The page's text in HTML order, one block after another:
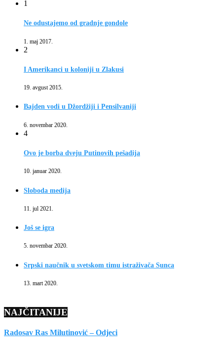
1
Ne odustajemo od gradnje gondole
1. maj 2017.
2
I Amerikanci u koloniji u Zlakusi
19. avgust 2015.
Bajden vodi u Džordžiji i Pensilvaniji
6. novembar 2020.
4
Ovo je borba dveju Putinovih pešadija
10. januar 2020.
Sloboda medija
11. jul 2021.
Još se igra
5. novembar 2020.
Srpski naučnik u svetskom timu istraživača Sunca
13. mart 2020.
NAJČITANIJE
Radosav Ras Milutinović – Odjeci